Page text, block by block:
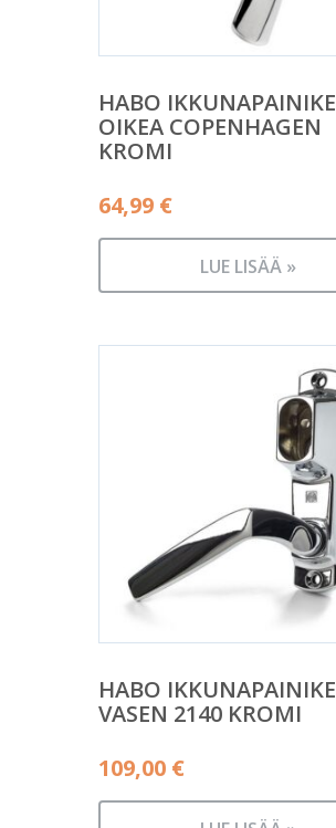
HABO IKKUNAPAINIKE
OIKEA COPENHAGEN
KROMI
64,99 €
LUE LISÄÄ »
HABO IKKUNAPAINIKE
VASEN 2140 KROMI
109,00 €